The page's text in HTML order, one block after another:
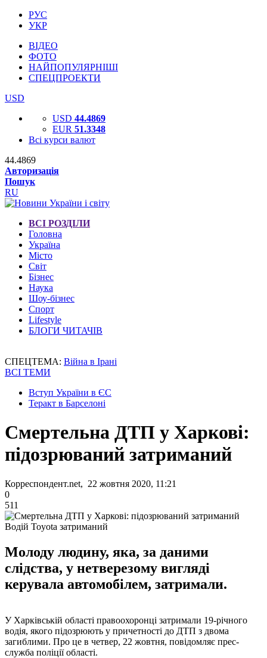
РУС
УКР
ВІДЕО
ФОТО
НАЙПОПУЛЯРНІШІ
СПЕЦПРОЕКТИ
USD
USD 44.4869
EUR 51.3348
Всі курси валют
44.4869
Авторизація
Пошук
RU
ВСІ РОЗДІЛИ
Головна
Україна
Місто
Світ
Бізнес
Наука
Шоу-бізнес
Спорт
Lifestyle
БЛОГИ ЧИТАЧІВ
СПЕЦТЕМА: Війна в Ірані
ВСІ ТЕМИ
Вступ України в ЄС
Теракт в Барселоні
Смертельна ДТП у Харкові:
підозрюваний затриманий
Корреспондент.net, 22 жовтня 2020, 11:21
0
511
Водій Toyota затриманий
Молоду людину, яка, за даними
слідства, у нетверезому вигляді
керувала автомобілем, затримали.
У Харківській області правоохоронці затримали 19-річного
водія, якого підозрюють у причетності до ДТП з двома
загиблими. Про це в четвер, 22 жовтня, повідомляє прес-
служба поліції області.